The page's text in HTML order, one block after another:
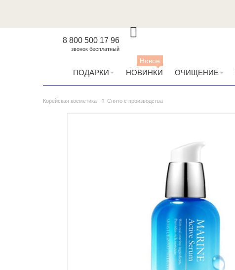
8 800 500 17 96
звонок бесплатный
ПОДАРКИ НОВИНКИ
Новое
ОЧИЩЕНИЕ
Корейская косметика Снято с производства